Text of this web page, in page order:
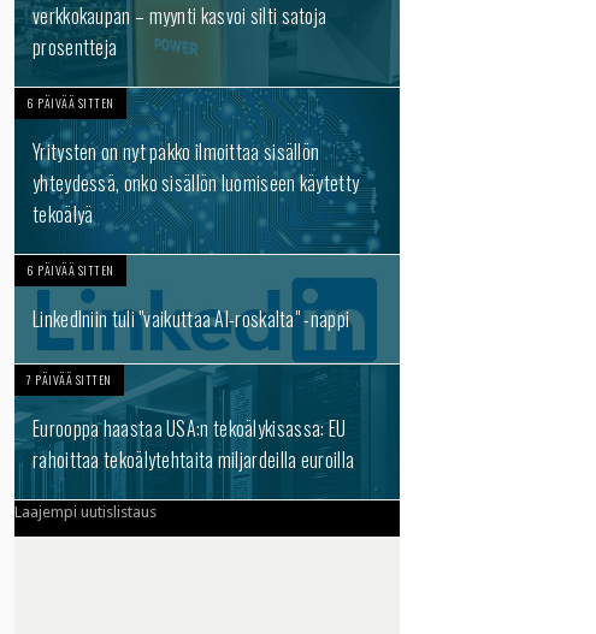
verkkokaupan – myynti kasvoi silti satoja
prosentteja
6 PÄIVÄÄ SITTEN
Yritysten on nyt pakko ilmoittaa sisällön
yhteydessä, onko sisällön luomiseen käytetty
tekoälyä
6 PÄIVÄÄ SITTEN
LinkedIniin tuli "vaikuttaa AI-roskalta" -nappi
7 PÄIVÄÄ SITTEN
Eurooppa haastaa USA:n tekoälykisassa: EU
rahoittaa tekoälytehtaita miljardeilla euroilla
Laajempi uutislistaus